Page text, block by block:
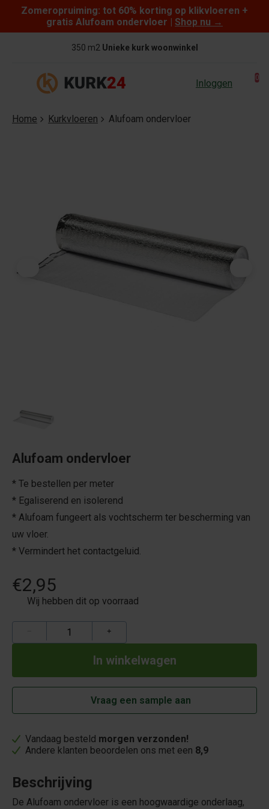
Skip to content
Zomeropruiming: tot 60% korting op klikvloeren +
gratis Alufoam ondervloer | Shop nu →
350 m2 Unieke kurk woonwinkel
Inloggen 0
Home Kurkvloeren Alufoam ondervloer
Alufoam ondervloer
* Te bestellen per meter
* Egaliserend en isolerend
* Alufoam fungeert als vochtscherm ter bescherming van
uw vloer.
* Vermindert het contactgeluid.
€2,95
Wij hebben dit op voorraad
+
Vraag een sample aan
Vandaag besteld morgen verzonden!
Andere klanten beoordelen ons met een 8,9
Beschrijving
De Alufoam ondervloer is een hoogwaardige onderlaag,